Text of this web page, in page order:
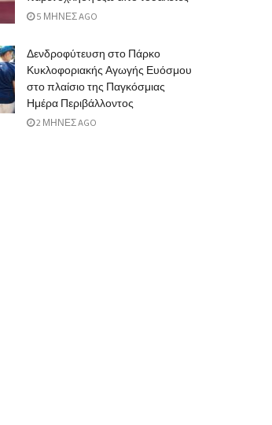
5 ΜΉΝΕΣ AGO
Δενδροφύτευση στο Πάρκο
Κυκλοφοριακής Αγωγής Ευόσμου
στο πλαίσιο της Παγκόσμιας
Ημέρα Περιβάλλοντος
2 ΜΉΝΕΣ AGO